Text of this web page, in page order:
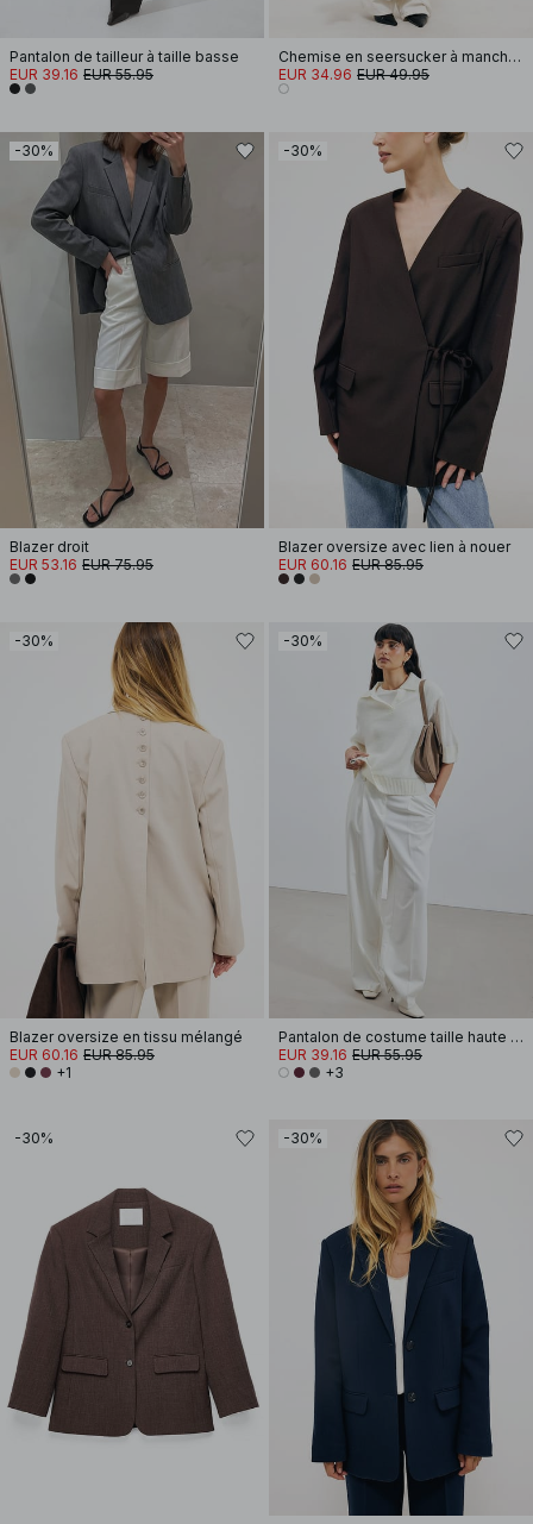
Pantalon de tailleur à taille basse
EUR 39.16 EUR 55.95
Chemise en seersucker à manches longues
EUR 34.96 EUR 49.95
-30%
Blazer droit
EUR 53.16 EUR 75.95
-30%
Blazer oversize avec lien à nouer
EUR 60.16 EUR 85.95
-30%
Blazer oversize en tissu mélangé
EUR 60.16 EUR 85.95
+1
-30%
Pantalon de costume taille haute en tissu épais
EUR 39.16 EUR 55.95
+3
-30% -30%